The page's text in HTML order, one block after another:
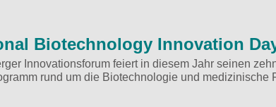
Biotechnology Innovation
Innovationsforum feiert in diesem Jahr seinen
rund um die Biotechnologie und